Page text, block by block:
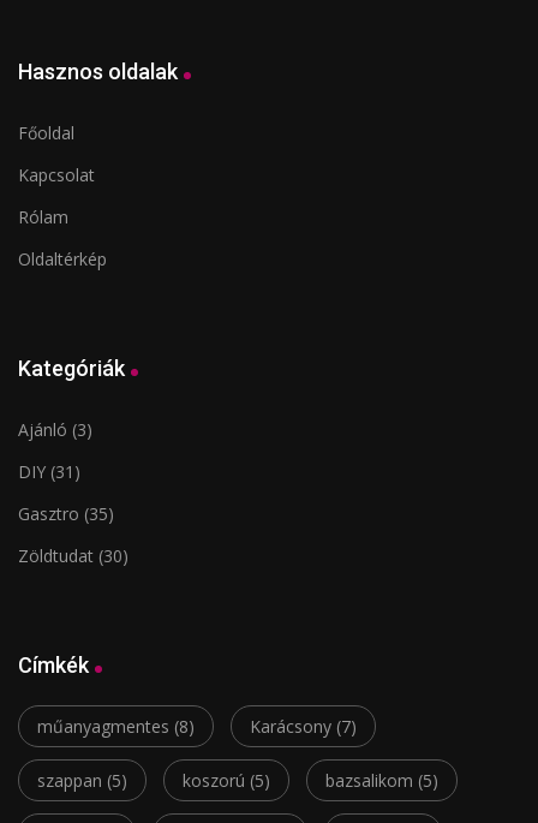
Hasznos oldalak
Főoldal
Kapcsolat
Rólam
Oldaltérkép
Kategóriák
Ajánló (3)
DIY (31)
Gasztro (35)
Zöldtudat (30)
Címkék
műanyagmentes (8) Karácsony (7)
szappan (5) koszorú (5) bazsalikom (5)